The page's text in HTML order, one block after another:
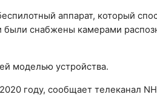
аппарат, который
снабжены камерами
моделью устройства.
году, сообщает телеканал